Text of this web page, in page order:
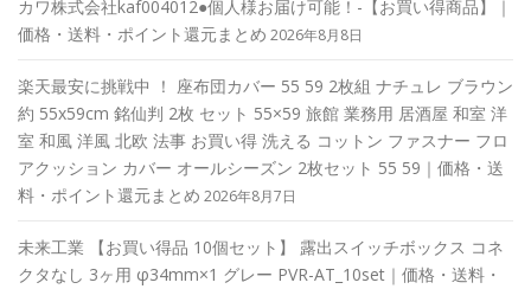
カワ株式会社kaf004012●個人様お届け可能！-【お買い得商品】｜
価格・送料・ポイント還元まとめ 2026年8月8日
楽天最安に挑戦中 ！ 座布団カバー 55 59 2枚組 ナチュレ ブラウン
約 55x59cm 銘仙判 2枚 セット 55×59 旅館 業務用 居酒屋 和室 洋
室 和風 洋風 北欧 法事 お買い得 洗える コットン ファスナー フロ
アクッション カバー オールシーズン 2枚セット 55 59｜価格・送
料・ポイント還元まとめ 2026年8月7日
未来工業 【お買い得品 10個セット】 露出スイッチボックス コネ
クタなし 3ヶ用 φ34mm×1 グレー PVR-AT_10set｜価格・送料・